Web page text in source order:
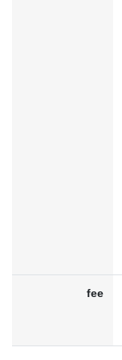
fee